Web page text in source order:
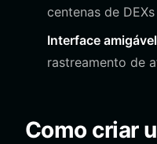
centenas de
Interface
rastreamento de
Como criar